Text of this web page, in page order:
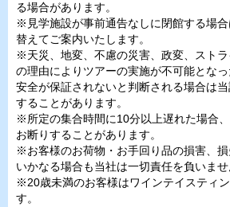
る場合があります。
※見学施設が事前通告なしに閉館する場
替えてご案内いたします。
※天災、地変、不慮の災害、政変、スト
の理由によりツアーの実施が不可能とな
安全が保証されないと判断される場合は
することがあります。
※所定の集合時間に10分以上遅れた場合
お断りすることがあります。
※お客様のお荷物・お手回り品の損害、損
いかなる場合も当社は一切責任を負いませ
※20歳未満のお客様はワインテイスティ
す。